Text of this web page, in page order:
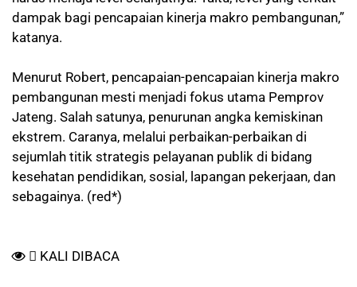
dampak bagi pencapaian kinerja makro pembangunan,”
katanya.
Menurut Robert, pencapaian-pencapaian kinerja makro
pembangunan mesti menjadi fokus utama Pemprov
Jateng. Salah satunya, penurunan angka kemiskinan
ekstrem. Caranya, melalui perbaikan-perbaikan di
sejumlah titik strategis pelayanan publik di bidang
kesehatan pendidikan, sosial, lapangan pekerjaan, dan
sebagainya. (red*)
KALI DIBACA